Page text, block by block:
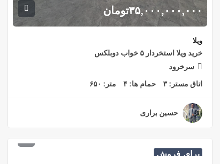
۳۵,۰۰۰,۰۰۰,۰۰۰تومان
ویلا
خرید ویلا استخردار ۵ خواب دوبلکس
سرخرود
اتاق مستر:۳ حمام ها: ۴ متر: ۶۵۰
حسین براری
برای فروش